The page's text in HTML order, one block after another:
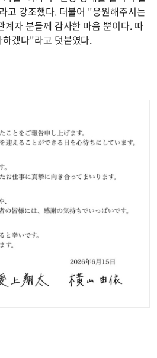
고 강조했다. 더불어 "응원해주시는
계자 분들께 감사한 마음 뿐이다. 따
겠다"라고 덧붙였다.